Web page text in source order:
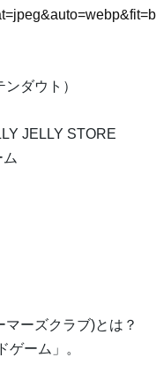
ダウト）
JELLY STORE
ーズクラブ)とは？
ゲーム」。